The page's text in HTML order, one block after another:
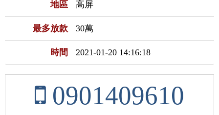
地區 高屏
最多放款 30萬
時間 2021-01-20 14:16:18
0901409610